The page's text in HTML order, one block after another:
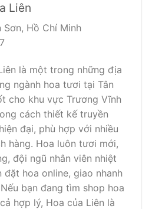
Liên
Sơn, Hồ Chí Minh
là một trong những địa
ngành hoa tươi tại Tân
cho khu vực Trương Vĩnh
cách thiết kế truyền
đại, phù hợp với nhiều
hàng. Hoa luôn tươi mới,
đội ngũ nhân viên nhiệt
đặt hoa online, giao nhanh
bạn đang tìm shop hoa
hợp lý, Hoa của Liên là